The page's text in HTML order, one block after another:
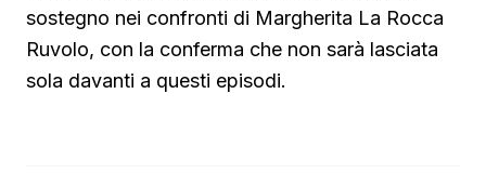
sostegno nei confronti di Margherita La Rocca
Ruvolo, con la conferma che non sarà lasciata
sola davanti a questi episodi.